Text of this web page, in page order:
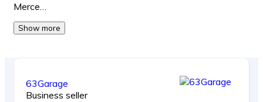
Merce…
Show more
63Garage
Business seller